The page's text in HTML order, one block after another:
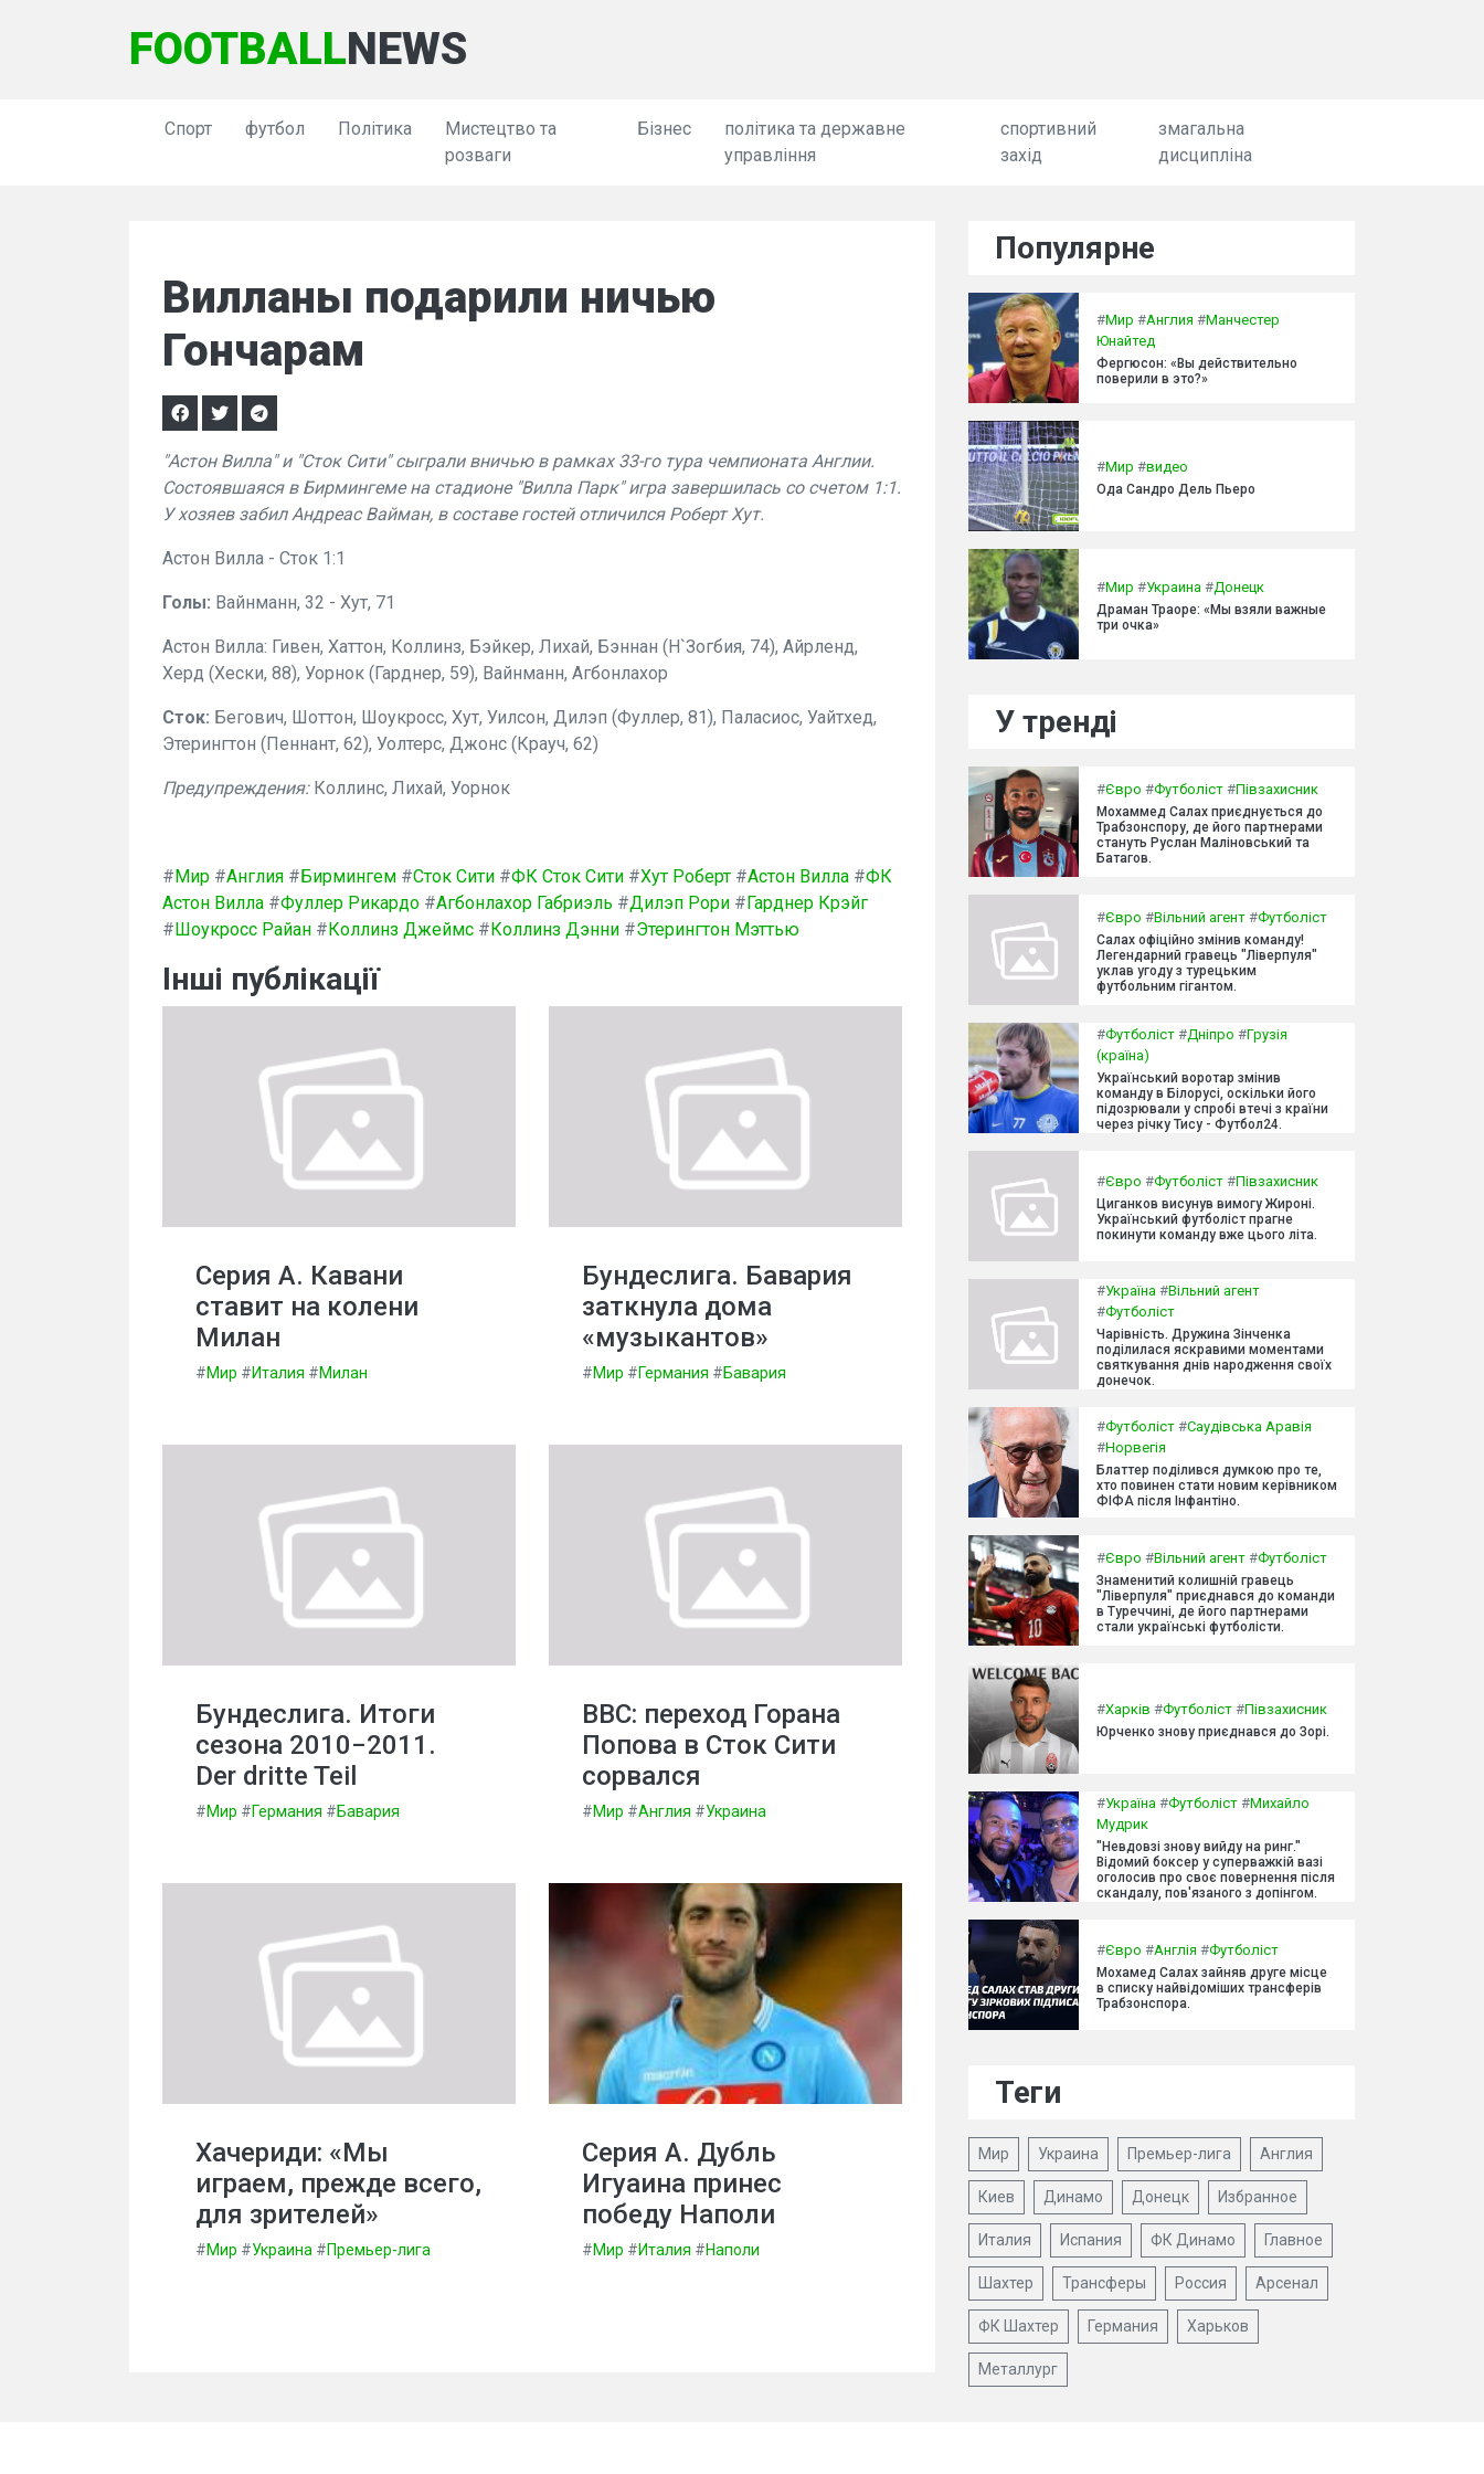
FOOTBALLNEWS
Спорт футбол Політика
Мистецтво та
розваги
Бізнес
політика та державне
управління
спортивний
захід
змагальна
дисципліна
Вилланы подарили ничью
Гончарам
"Астон Вилла" и "Сток Сити" сыграли вничью в рамках 33-го тура чемпионата Англии.
Состоявшаяся в Бирмингеме на стадионе "Вилла Парк" игра завершилась со счетом 1:1.
У хозяев забил Андреас Вайман, в составе гостей отличился Роберт Хут.
Астон Вилла - Сток 1:1
Голы: Вайнманн, 32 - Хут, 71
Астон Вилла: Гивен, Хаттон, Коллинз, Бэйкер, Лихай, Бэннан (Н`Зогбия, 74), Айрленд,
Херд (Хески, 88), Уорнок (Гарднер, 59), Вайнманн, Агбонлахор
Сток: Бегович, Шоттон, Шоукросс, Хут, Уилсон, Дилэп (Фуллер, 81), Паласиос, Уайтхед,
Этерингтон (Пеннант, 62), Уолтерс, Джонс (Крауч, 62)
Предупреждения:Коллинс, Лихай, Уорнок
#Мир #Англия #Бирмингем #Сток Сити #ФК Сток Сити #Хут Роберт #Астон Вилла #ФК
Астон Вилла #Фуллер Рикардо #Агбонлахор Габриэль #Дилэп Рори #Гарднер Крэйг
#Шоукросс Райан #Коллинз Джеймс #Коллинз Дэнни #Этерингтон Мэттью
Інші публікації
Серия А. Кавани
ставит на колени
Милан
#Мир #Италия #Милан
Бундеслига. Бавария
заткнула дома
«музыкантов»
#Мир #Германия #Бавария
Бундеслига. Итоги
сезона 2010−2011.
Der dritte Teil
#Мир #Германия #Бавария
BBC: переход Горана
Попова в Сток Сити
сорвался
#Мир #Англия #Украина
Хачериди: «Мы
играем, прежде всего,
для зрителей»
#Мир #Украина #Премьер-лига
Серия А. Дубль
Игуаина принес
победу Наполи
#Мир #Италия #Наполи
Популярне
#Мир #Англия #Манчестер
Юнайтед
Фергюсон: «Вы действительно
поверили в это?»
#Мир #видео
Ода Сандро Дель Пьеро
#Мир #Украина #Донецк
Драман Траоре: «Мы взяли важные
три очка»
У тренді
#Євро #Футболіст #Півзахисник
Мохаммед Салах приєднується до
Трабзонспору, де його партнерами
стануть Руслан Маліновський та
Батагов.
#Євро #Вільний агент #Футболіст
Салах офіційно змінив команду!
Легендарний гравець "Ліверпуля"
уклав угоду з турецьким
футбольним гігантом.
#Футболіст #Дніпро #Грузія
(країна)
Український воротар змінив
команду в Білорусі, оскільки його
підозрювали у спробі втечі з країни
через річку Тису - Футбол24.
#Євро #Футболіст #Півзахисник
Циганков висунув вимогу Жироні.
Український футболіст прагне
покинути команду вже цього літа.
#Україна #Вільний агент
#Футболіст
Чарівність. Дружина Зінченка
поділилася яскравими моментами
святкування днів народження своїх
донечок.
#Футболіст #Саудівська Аравія
#Норвегія
Блаттер поділився думкою про те,
хто повинен стати новим керівником
ФІФА після Інфантіно.
#Євро #Вільний агент #Футболіст
Знаменитий колишній гравець
"Ліверпуля" приєднався до команди
в Туреччині, де його партнерами
стали українські футболісти.
#Харків #Футболіст #Півзахисник
Юрченко знову приєднався до Зорі.
#Україна #Футболіст #Михайло
Мудрик
"Невдовзі знову вийду на ринг."
Відомий боксер у суперважкій вазі
оголосив про своє повернення після
скандалу, пов'язаного з допінгом.
#Євро #Англія #Футболіст
Мохамед Салах зайняв друге місце
в списку найвідоміших трансферів
Трабзонспора.
Теги
Мир Украина Премьер-лига Англия
Киев Динамо Донецк Избранное
Италия Испания ФК Динамо Главное
Шахтер Трансферы Россия Арсенал
ФК Шахтер Германия Харьков
Металлург